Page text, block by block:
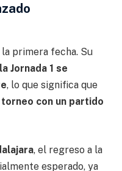
la primera fecha. Su
Jornada 1 se
, lo que significa que
con un partido
, el regreso a la
esperado, ya